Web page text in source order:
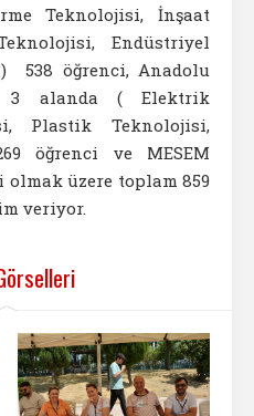
Teknolojisi, İnşaat
Endüstriyel
538 öğrenci, Anadolu
3 alanda ( Elektrik
Plastik Teknolojisi,
öğrenci ve MESEM
olmak üzere toplam 859
veriyor.